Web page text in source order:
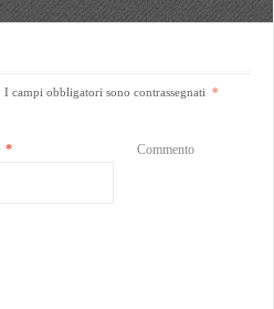
I campi obbligatori sono contrassegnati *
* Commento